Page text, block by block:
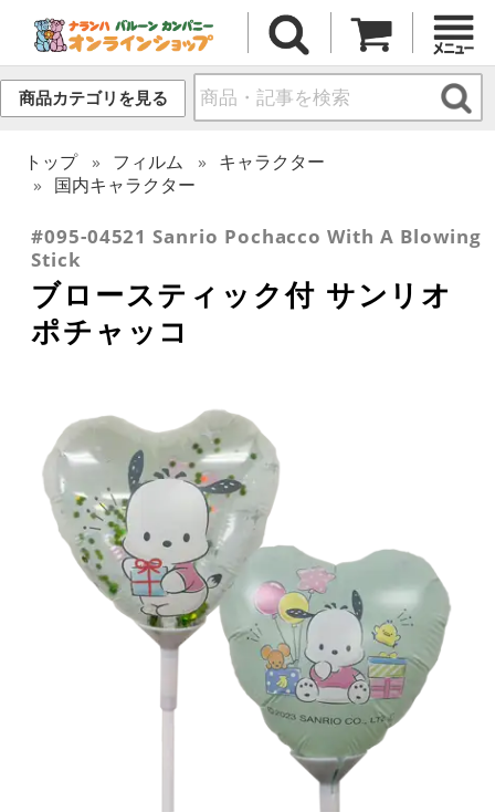
商品カテゴリを見る
トップ フィルム
キャラクター
国内キャラクター
#095-04521 Sanrio Pochacco With A Blowing
Stick
ブロースティック付 サンリオ
ポチャッコ